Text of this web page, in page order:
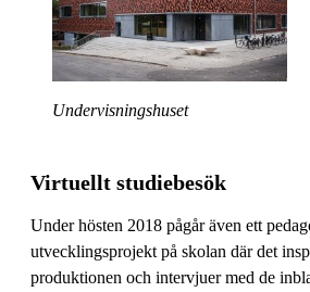
Undervisningshuset
Virtuellt studiebesök
Under hösten 2018 pågår även ett
utvecklingsprojekt på skolan där det
produktionen och intervjuer med de